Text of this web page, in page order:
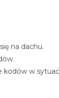
na dachu.
w